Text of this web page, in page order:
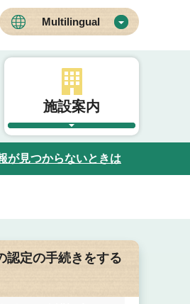
Multilingual
施設案内
が見つからないときは
認定の手続きをする